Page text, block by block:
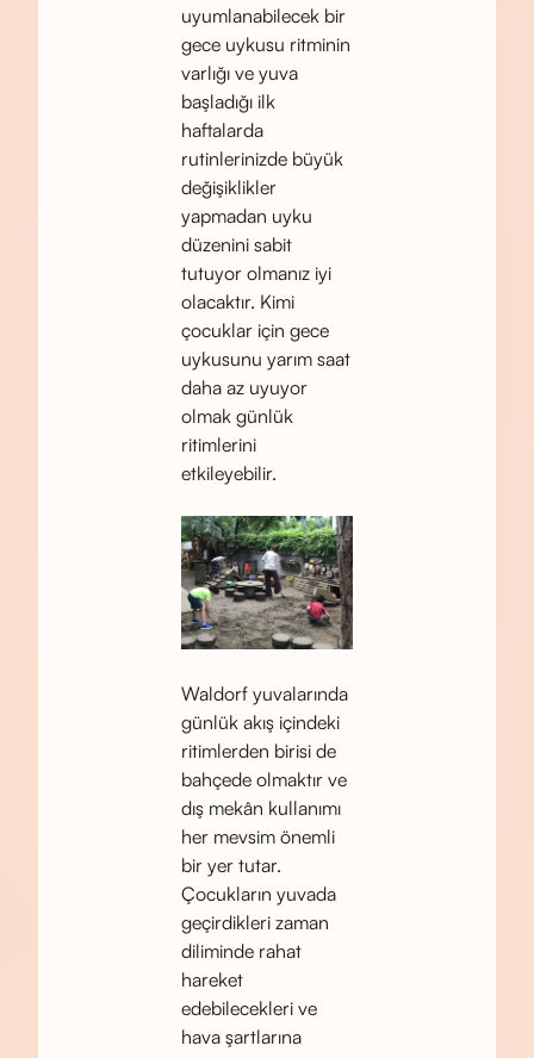
uyumlanabilecek bir
gece uykusu ritminin
varlığı ve yuva
başladığı ilk
haftalarda
rutinlerinizde büyük
değişiklikler
yapmadan uyku
düzenini sabit
tutuyor olmanız iyi
olacaktır. Kimi
çocuklar için gece
uykusunu yarım saat
daha az uyuyor
olmak günlük
ritimlerini
etkileyebilir.
Waldorf yuvalarında
günlük akış içindeki
ritimlerden birisi de
bahçede olmaktır ve
dış mekân kullanımı
her mevsim önemli
bir yer tutar.
Çocukların yuvada
geçirdikleri zaman
diliminde rahat
hareket
edebilecekleri ve
hava şartlarına